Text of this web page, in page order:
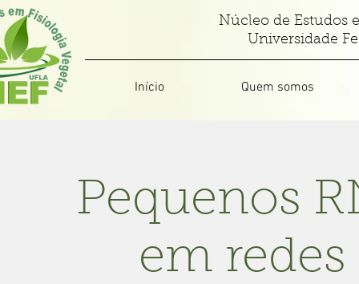
Núcleo de Estudos
Universidade
Início Quem somos
Pequenos
em